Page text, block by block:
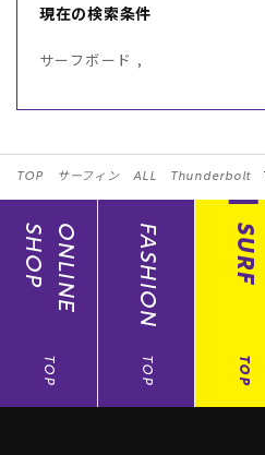
現在の検索条件
サーフボード ,
TOP サーフィン ALL Thunderbolt
ONLINE
SHOP
TOP
FASHION
TOP
SURF
TOP